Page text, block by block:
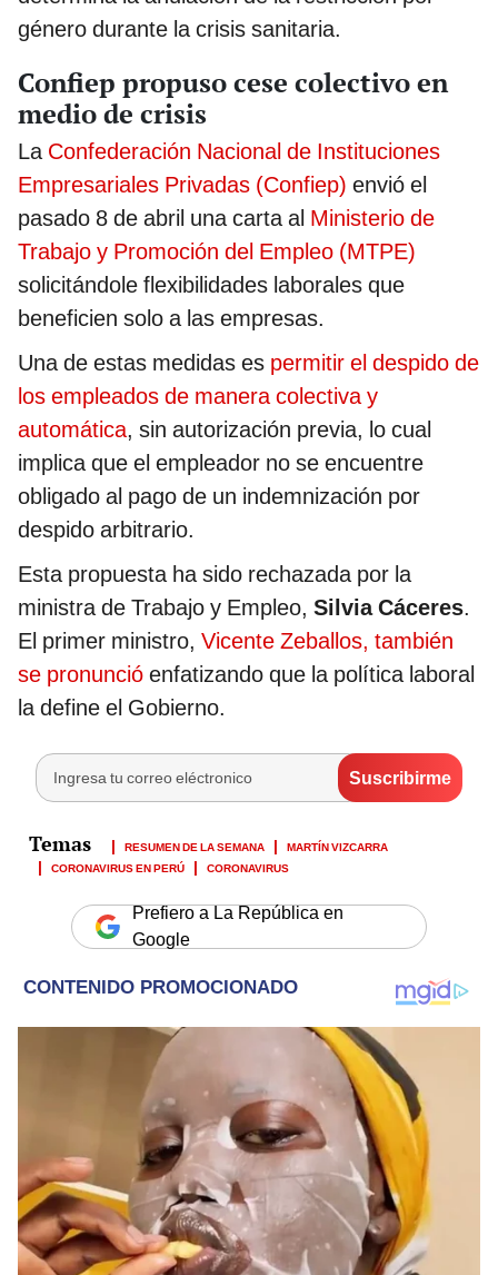
género durante la crisis sanitaria.
Confiep propuso cese colectivo en
medio de crisis
La Confederación Nacional de Instituciones
Empresariales Privadas (Confiep) envió el
pasado 8 de abril una carta al Ministerio de
Trabajo y Promoción del Empleo (MTPE)
solicitándole flexibilidades laborales que
beneficien solo a las empresas.
Una de estas medidas es permitir el despido de
los empleados de manera colectiva y
automática, sin autorización previa, lo cual
implica que el empleador no se encuentre
obligado al pago de un indemnización por
despido arbitrario.
Esta propuesta ha sido rechazada por la
ministra de Trabajo y Empleo, Silvia Cáceres.
El primer ministro, Vicente Zeballos, también
se pronunció enfatizando que la política laboral
la define el Gobierno.
RESUMEN DE LA SEMANA
MARTÍN VIZCARRA
CORONAVIRUS EN PERÚ
CORONAVIRUS
Prefiero a La República en
Google